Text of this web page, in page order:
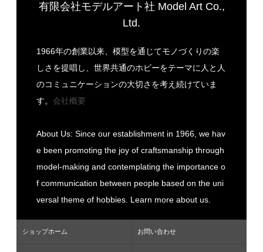
有限会社モデルアート社 Model Art Co.,
Ltd.
1966年の創業以来、模型を通じてモノづくりの楽
しさを提唱し、世界共通のホビーをテーマに人と人
のコミュニケーションの大切さを考え続けていま
す。 会社概要
About Us: Since our establishment in 1966, we hav
e been promoting the joy of craftsmanship through
model-making and contemplating the importance o
f communication between people based on the uni
versal theme of hobbies. Learn more about us.
ショップホーム お問い合わせ